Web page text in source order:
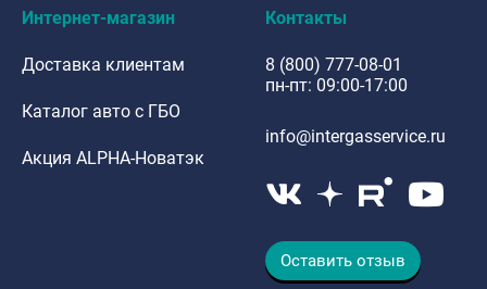
Интернет-магазин
Доставка клиентам
Каталог авто с ГБО
Акция ALPHA-Новатэк
Контакты
8 (800) 777-08-01
пн-пт: 09:00-17:00
info@intergasservice.ru
Оставить отзыв